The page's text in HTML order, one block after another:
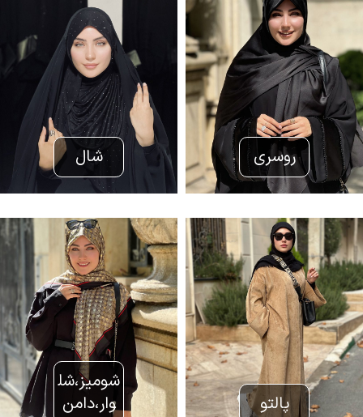
روسری شال
پالتو
شوميز،شل
وار،دامن